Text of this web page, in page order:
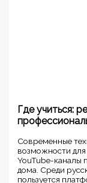
Где учиться:
Современные
возможности
YouTube-каналы
дома. Среди
пользуется